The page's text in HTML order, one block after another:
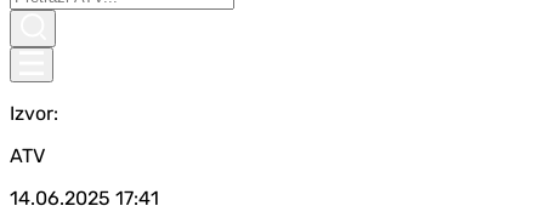
Izvor:
ATV
14.06.2025 17:41